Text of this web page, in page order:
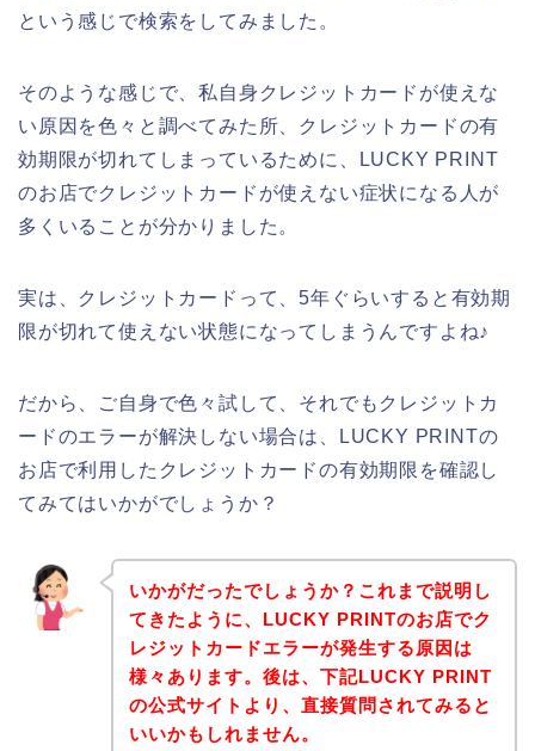
という感じで検索をしてみました。
そのような感じで、私自身クレジットカードが使えな
い原因を色々と調べてみた所、クレジットカードの有
効期限が切れてしまっているために、LUCKY PRINT
のお店でクレジットカードが使えない症状になる人が
多くいることが分かりました。
実は、クレジットカードって、5年ぐらいすると有効期
限が切れて使えない状態になってしまうんですよね♪
だから、ご自身で色々試して、それでもクレジットカ
ードのエラーが解決しない場合は、LUCKY PRINTの
お店で利用したクレジットカードの有効期限を確認し
てみてはいかがでしょうか？
いかがだったでしょうか？これまで説明し
てきたように、LUCKY PRINTのお店でク
レジットカードエラーが発生する原因は
様々あります。後は、下記LUCKY PRINT
の公式サイトより、直接質問されてみると
いいかもしれません。